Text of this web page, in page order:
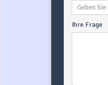
Ihre Frage